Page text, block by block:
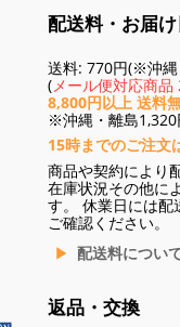
配送料・お届
送料: 770円(※沖縄
( メール便対応商品
8,800円以上 送料
※沖縄・離島
15時までのご注文
商品や契約により
在庫状況その他に
す。 休業日には配
ご確認ください。
配送料につい
返品・交換